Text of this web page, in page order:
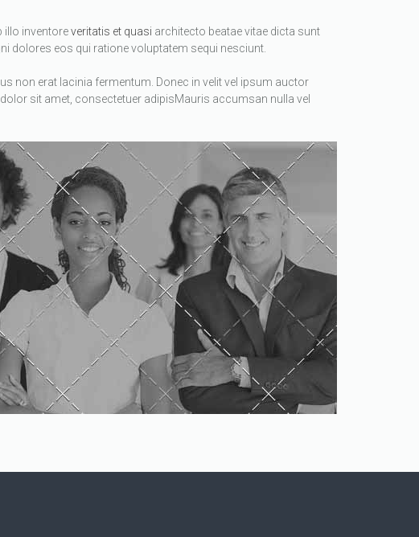
illo inventoreveritatis et quasi architecto beatae vitae dicta sunt
dolores eos qui ratione voluptatem sequi nesciunt.
non erat lacinia fermentum. Donec in velit vel ipsum auctor
sit amet, consectetuer adipisMauris accumsan nulla vel